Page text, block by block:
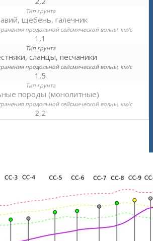
щебень, галечник
1,1
сланцы, песчаники
1,5
породы (монолитные)
2,2